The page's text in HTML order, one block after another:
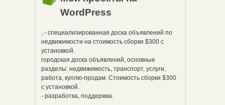
WordPress
, - специализированная доска объявлений по
недвижимости на стоимость сборки $300 с
установкой.
городская доска объявлений, основные
разделы: недвижимость, транспорт, услуги,
работа, куплю-продам. Стоимость сборки $300
с установкой.
- разработка, поддержка.